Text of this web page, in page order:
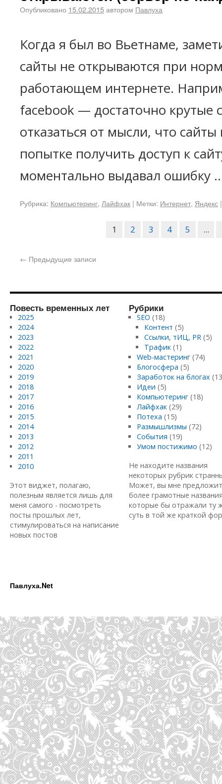
Опубликовано 15.02.2015автором Павлуха
Когда я был во Вьетнаме,
сайты не открываются при
работающем интернете.
facebook — достаточно крутые
отказаться от мысли, что
попытке получить доступ к
моментально выдавал ошибку
Рубрика: Компьютеринг, Лайфхак | Метки: Интернет, Яндекс |
1 2 3 4 5 ...
← Предыдущие записи
Повесть временных лет
2025
2024
2023
2022
2021
2020
2019
2018
2017
2016
2015
2014
2013
2012
2011
2010
Этот виджет, полагаю,
полезным является лишь для
меня самого - посмотреть
посты прошлых лет,
стимулироваться на написание
новых постов
Рубрики
SEO (18)
Контент (5)
Ссылки, тИЦ, PR (5)
Трафик (1)
Web-мастеринг(74)
Блогосфера (5)
Заработок на блогах
Идеи (5)
Компьютеринг(18)
Лайфхак(29)
Потеха (15)
Размышлизмы (72)
События (19)
Умом постижимо (12)
Не находите названия
некоторых рубрик
Может, вы мне
более грамотные
которые бы отражали ту
суть в той же краткой
Павлуха.Net